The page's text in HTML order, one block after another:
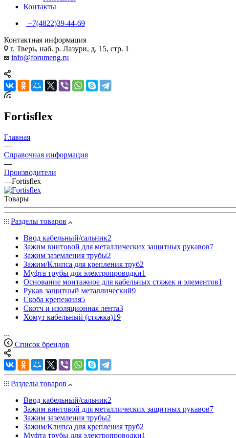
Контакты
+7(4822)39-44-69
Контактная информация
г. Тверь, наб. р. Лазури, д. 15, стр. 1
info@forumeng.ru
Fortisflex
Главная
—
Справочная информация
—
Производители
—Fortisflex
Товары
Разделы товаров
Ввод кабельный/сальник2
Зажим винтовой для металлических защитных рукавов7
Зажим заземления трубы2
Зажим/Клипса для крепления труб2
Муфта трубы для электропроводки1
Основание монтажное для кабельных стяжек и элементов1
Рукав защитный металлический9
Скоба крепежная5
Скотч и изоляционная лента3
Хомут кабельный (стяжка)19
...
Список брендов
Разделы товаров
Ввод кабельный/сальник2
Зажим винтовой для металлических защитных рукавов7
Зажим заземления трубы2
Зажим/Клипса для крепления труб2
Муфта трубы для электропроводки1